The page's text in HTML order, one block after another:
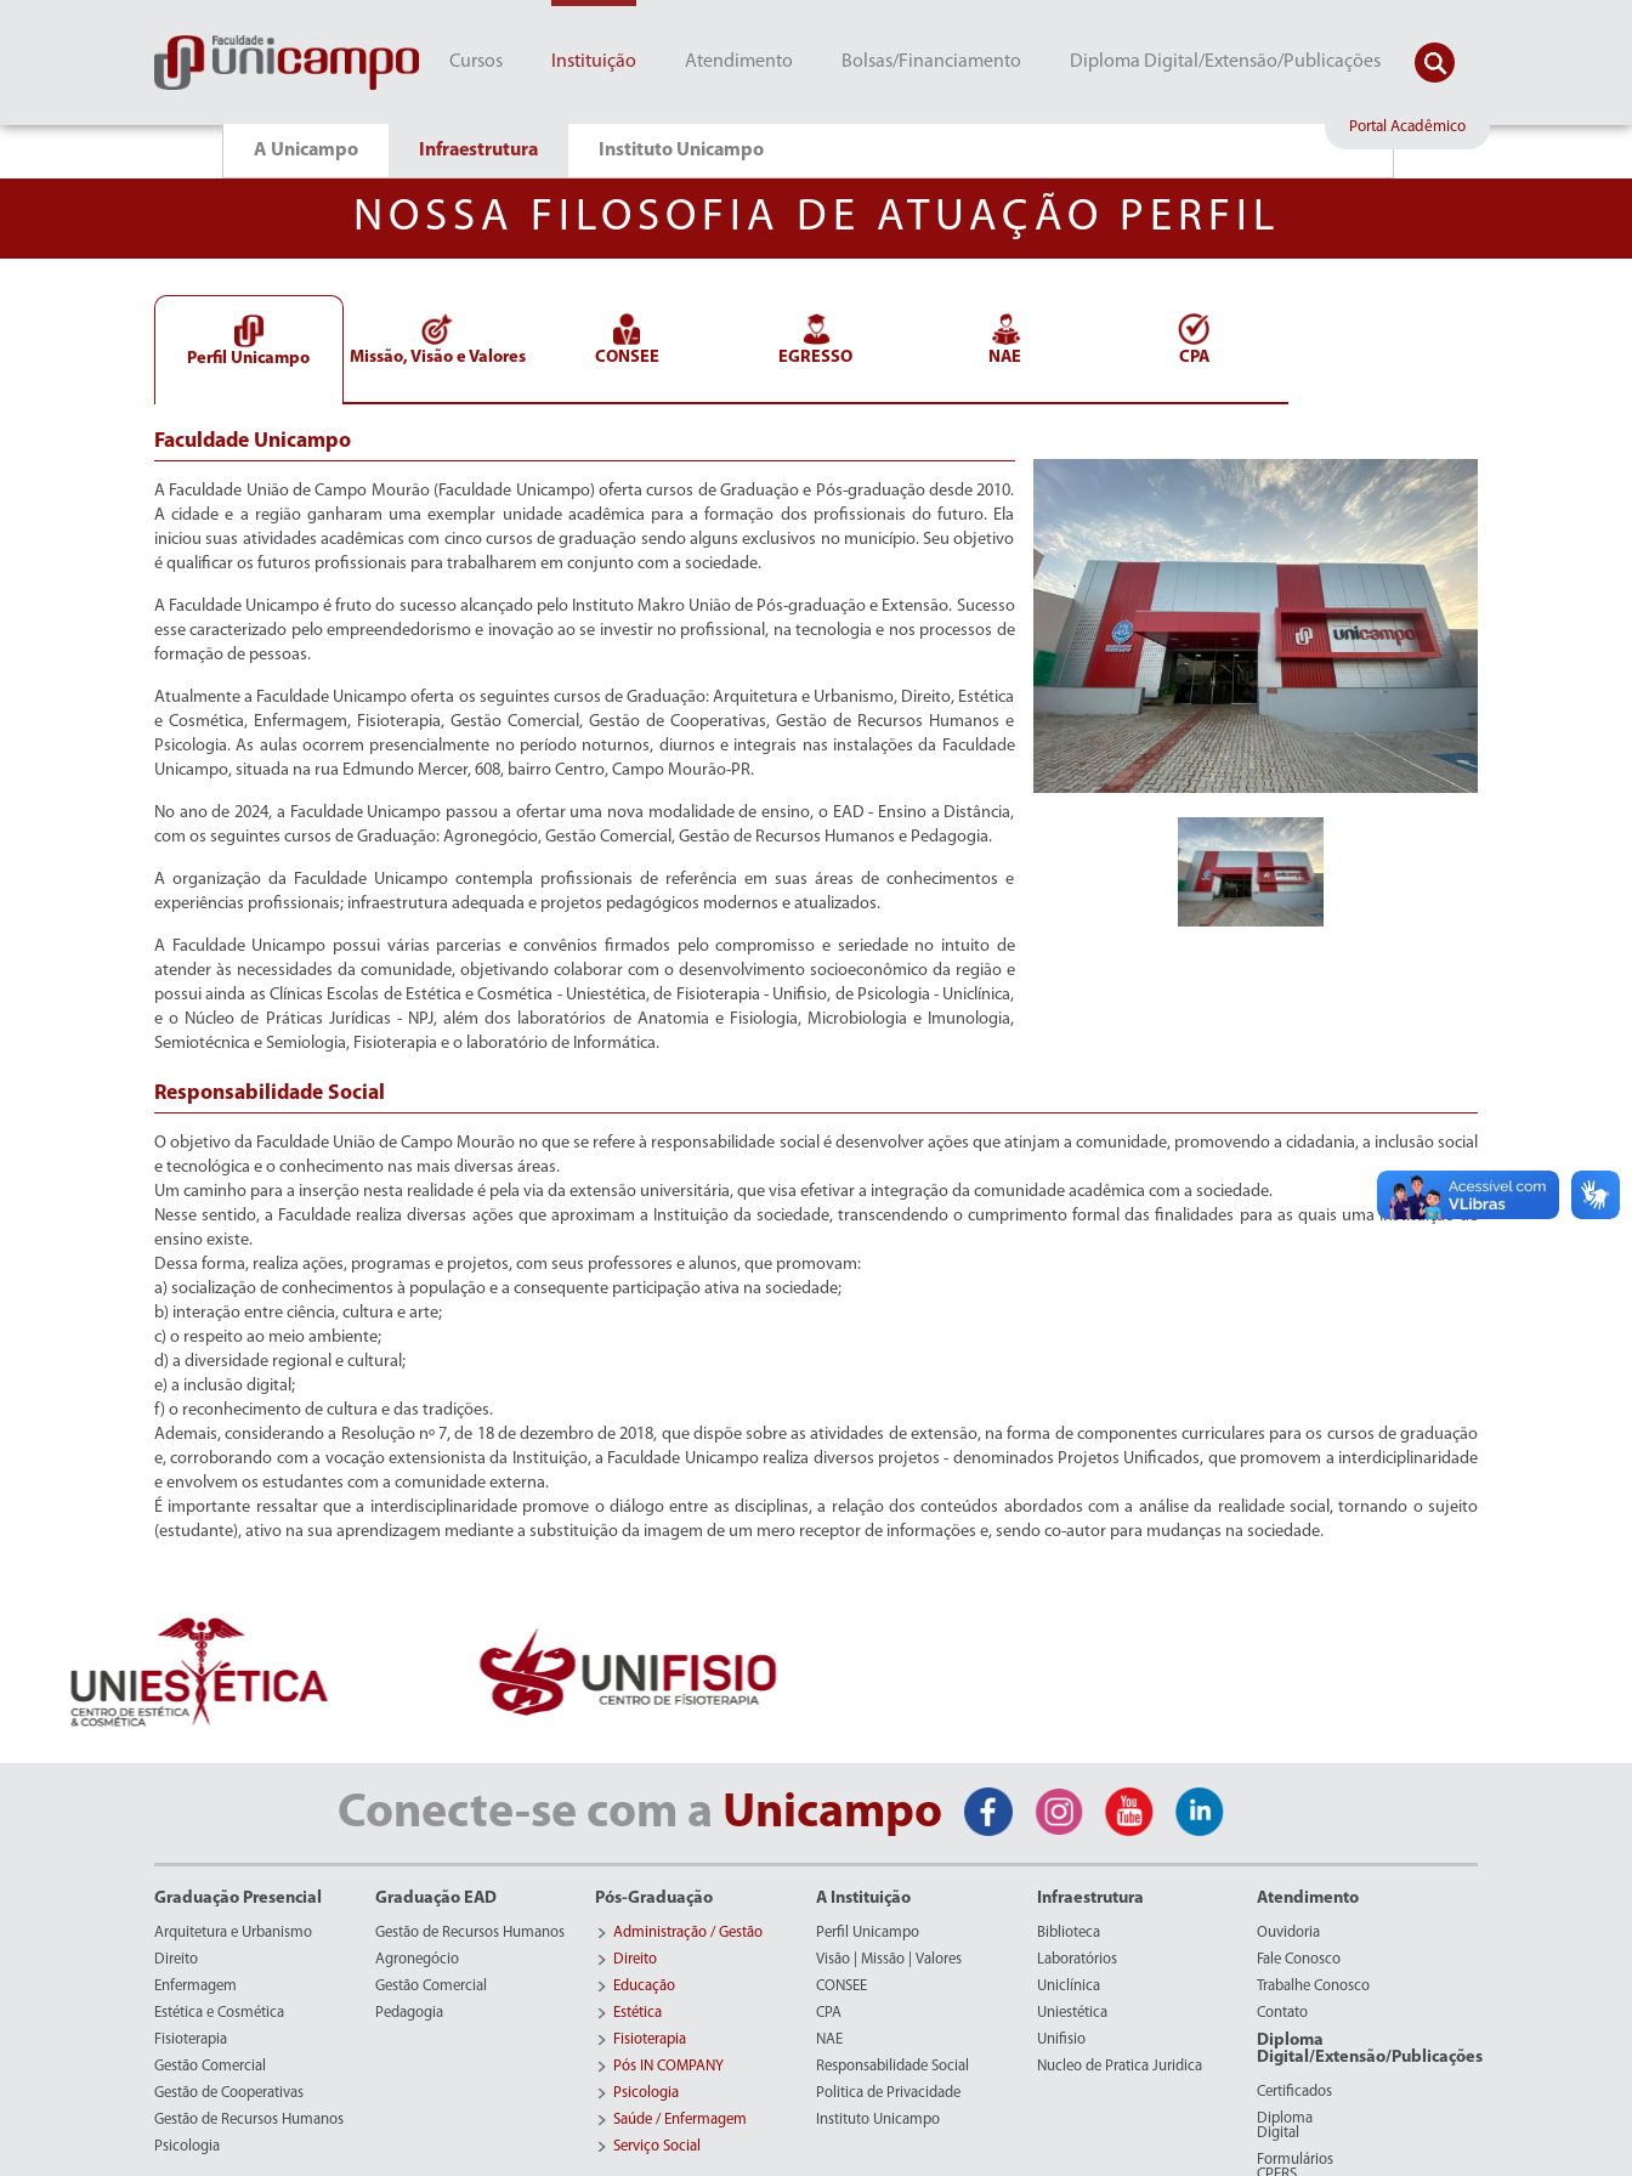
Cursos Instituição
A Unicampo Infraestrutura Instituto Unicampo
Atendimento Bolsas/Financiamento Diploma Digital/Extensão/Publicações
Portal Acadêmico
NOSSA FILOSOFIA DE ATUAÇÃO PERFIL
Perfil Unicampo Missão, Visão e Valores CONSEE EGRESSO NAE CPA
Faculdade Unicampo
A Faculdade União de Campo Mourão (Faculdade Unicampo) oferta cursos de Graduação e Pós-graduação desde 2010.
A cidade e a região ganharam uma exemplar unidade acadêmica para a formação dos profissionais do futuro. Ela
iniciou suas atividades acadêmicas com cinco cursos de graduação sendo alguns exclusivos no município. Seu objetivo
é qualificar os futuros profissionais para trabalharem em conjunto com a sociedade.
A Faculdade Unicampo é fruto do sucesso alcançado pelo Instituto Makro União de Pós-graduação e Extensão. Sucesso
esse caracterizado pelo empreendedorismo e inovação ao se investir no profissional, na tecnologia e nos processos de
formação de pessoas.
Atualmente a Faculdade Unicampo oferta os seguintes cursos de Graduação: Arquitetura e Urbanismo, Direito, Estética
e Cosmética, Enfermagem, Fisioterapia, Gestão Comercial, Gestão de Cooperativas, Gestão de Recursos Humanos e
Psicologia. As aulas ocorrem presencialmente no período noturnos, diurnos e integrais nas instalações da Faculdade
Unicampo, situada na rua Edmundo Mercer, 608, bairro Centro, Campo Mourão-PR.
No ano de 2024, a Faculdade Unicampo passou a ofertar uma nova modalidade de ensino, o EAD - Ensino a Distância,
com os seguintes cursos de Graduação: Agronegócio, Gestão Comercial, Gestão de Recursos Humanos e Pedagogia.
A organização da Faculdade Unicampo contempla profissionais de referência em suas áreas de conhecimentos e
experiências profissionais; infraestrutura adequada e projetos pedagógicos modernos e atualizados.
A Faculdade Unicampo possui várias parcerias e convênios firmados pelo compromisso e seriedade no intuito de
atender às necessidades da comunidade, objetivando colaborar com o desenvolvimento socioeconômico da região e
possui ainda as Clínicas Escolas de Estética e Cosmética - Uniestética, de Fisioterapia - Unifisio, de Psicologia - Uniclínica,
e o Núcleo de Práticas Jurídicas - NPJ, além dos laboratórios de Anatomia e Fisiologia, Microbiologia e Imunologia,
Semiotécnica e Semiologia, Fisioterapia e o laboratório de Informática.
Responsabilidade Social
O objetivo da Faculdade União de Campo Mourão no que se refere à responsabilidade social é desenvolver ações que atinjam a comunidade, promovendo a cidadania, a inclusão social
e tecnológica e o conhecimento nas mais diversas áreas.
Um caminho para a inserção nesta realidade é pela via da extensão universitária, que visa efetivar a integração da comunidade acadêmica com a sociedade.
Nesse sentido, a Faculdade realiza diversas ações que aproximam a Instituição da sociedade, transcendendo o cumprimento formal das finalidades para as quais uma instituição de
ensino existe.
Dessa forma, realiza ações, programas e projetos, com seus professores e alunos, que promovam:
a) socialização de conhecimentos à população e a consequente participação ativa na sociedade;
b) interação entre ciência, cultura e arte;
c) o respeito ao meio ambiente;
d) a diversidade regional e cultural;
e) a inclusão digital;
f) o reconhecimento de cultura e das tradições.
Ademais, considerando a Resolução nº 7, de 18 de dezembro de 2018, que dispõe sobre as atividades de extensão, na forma de componentes curriculares para os cursos de graduação
e, corroborando com a vocação extensionista da Instituição, a Faculdade Unicampo realiza diversos projetos - denominados Projetos Unificados, que promovem a interdiciplinaridade
e envolvem os estudantes com a comunidade externa.
É importante ressaltar que a interdisciplinaridade promove o diálogo entre as disciplinas, a relação dos conteúdos abordados com a análise da realidade social, tornando o sujeito
(estudante), ativo na sua aprendizagem mediante a substituição da imagem de um mero receptor de informações e, sendo co-autor para mudanças na sociedade.
Conecte-se com a Unicampo
Graduação Presencial
Arquitetura e Urbanismo
Direito
Enfermagem
Estética e Cosmética
Fisioterapia
Gestão Comercial
Gestão de Cooperativas
Gestão de Recursos Humanos
Psicologia
Graduação EAD
Gestão de Recursos Humanos
Agronegócio
Gestão Comercial
Pedagogia
Pós-Graduação
Administração / Gestão
Direito
Educação
Estética
Fisioterapia
Pós IN COMPANY
Psicologia
Saúde / Enfermagem
Serviço Social
A Instituição
Perfil Unicampo
Visão | Missão | Valores
CONSEE
CPA
NAE
Responsabilidade Social
Politica de Privacidade
Instituto Unicampo
Infraestrutura
Biblioteca
Laboratórios
Uniclínica
Uniestética
Unifisio
Nucleo de Pratica Juridica
Atendimento
Ouvidoria
Fale Conosco
Trabalhe Conosco
Contato
Diploma
Digital/Extensão/Publicações
Certificados
Diploma
Digital
Formulários